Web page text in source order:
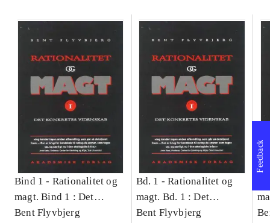
Bind 1 - Rationalitet og
magt. Bind 1 : Det
konkretes videnskab
Bent Flyvbjerg
Bd. 1 -Rationalitet og
magt. Bd. 1 : Det
konkretes videnskab
Bent Flyvbjerg
Feedback